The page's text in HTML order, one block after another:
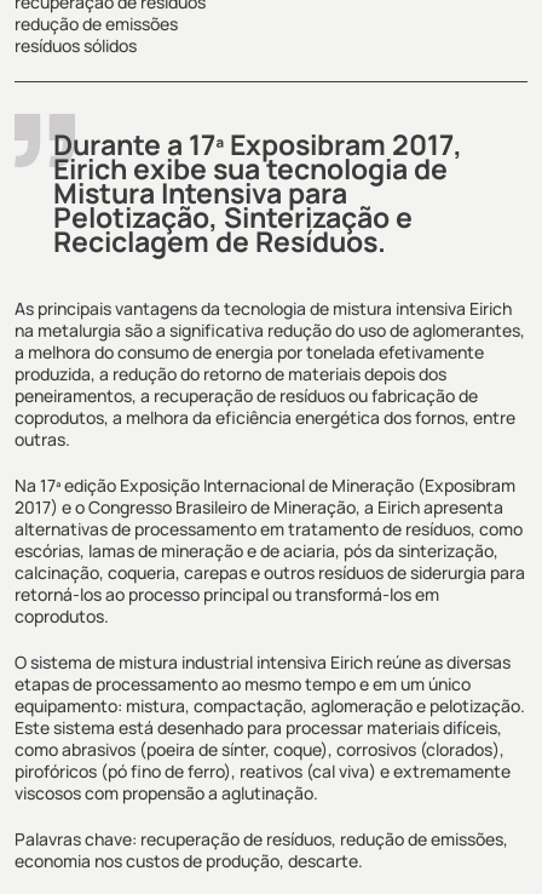
Durante a 17ª Exposibram 2017,
Eirich exibe sua tecnologia de
Mistura Intensiva para
Pelotização, Sinterização e
Reciclagem de Resíduos.
As principais vantagens da tecnologia de mistura intensiva Eirich
na metalurgia são a significativa redução do uso de aglomerantes,
a melhora do consumo de energia por tonelada efetivamente
produzida, a redução do retorno de materiais depois dos
peneiramentos, a recuperação de resíduos ou fabricação de
coprodutos, a melhora da eficiência energética dos fornos, entre
outras.
Na 17ª edição Exposição Internacional de Mineração (Exposibram
2017) e o Congresso Brasileiro de Mineração, a Eirich apresenta
alternativas de processamento em tratamento de resíduos, como
escórias, lamas de mineração e de aciaria, pós da sinterização,
calcinação, coqueria, carepas e outros resíduos de siderurgia para
retorná-los ao processo principal ou transformá-los em
coprodutos.
O sistema de mistura industrial intensiva Eirich reúne as diversas
etapas de processamento ao mesmo tempo e em um único
equipamento: mistura, compactação, aglomeração e pelotização.
Este sistema está desenhado para processar materiais difíceis,
como abrasivos (poeira de sínter, coque), corrosivos (clorados),
pirofóricos (pó fino de ferro), reativos (cal viva) e extremamente
viscosos com propensão a aglutinação.
Palavras chave: recuperação de resíduos, redução de emissões,
economia nos custos de produção, descarte.
redução de emissões
resíduos sólidos